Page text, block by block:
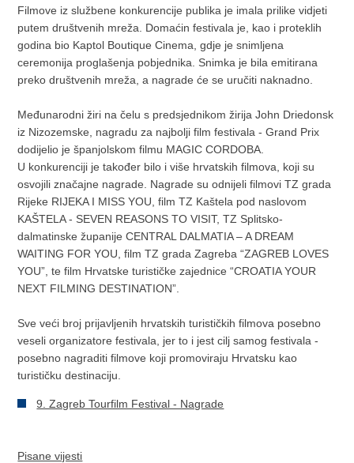
Filmove iz službene konkurencije publika je imala prilike vidjeti
putem društvenih mreža. Domaćin festivala je, kao i proteklih
godina bio Kaptol Boutique Cinema, gdje je snimljena
ceremonija proglašenja pobjednika. Snimka je bila emitirana
preko društvenih mreža, a nagrade će se uručiti naknadno.
Međunarodni žiri na čelu s predsjednikom žirija John Driedonsk
iz Nizozemske, nagradu za najbolji film festivala - Grand Prix
dodijelio je španjolskom filmu MAGIC CORDOBA.
U konkurenciji je također bilo i više hrvatskih filmova, koji su
osvojili značajne nagrade. Nagrade su odnijeli filmovi TZ grada
Rijeke RIJEKA I MISS YOU, film TZ Kaštela pod naslovom
KAŠTELA - SEVEN REASONS TO VISIT, TZ Splitsko-
dalmatinske županije CENTRAL DALMATIA – A DREAM
WAITING FOR YOU, film TZ grada Zagreba “ZAGREB LOVES
YOU”, te film Hrvatske turističke zajednice “CROATIA YOUR
NEXT FILMING DESTINATION”.
Sve veći broj prijavljenih hrvatskih turističkih filmova posebno
veseli organizatore festivala, jer to i jest cilj samog festivala -
posebno nagraditi filmove koji promoviraju Hrvatsku kao
turističku destinaciju.
9. Zagreb Tourfilm Festival - Nagrade
Pisane vijesti